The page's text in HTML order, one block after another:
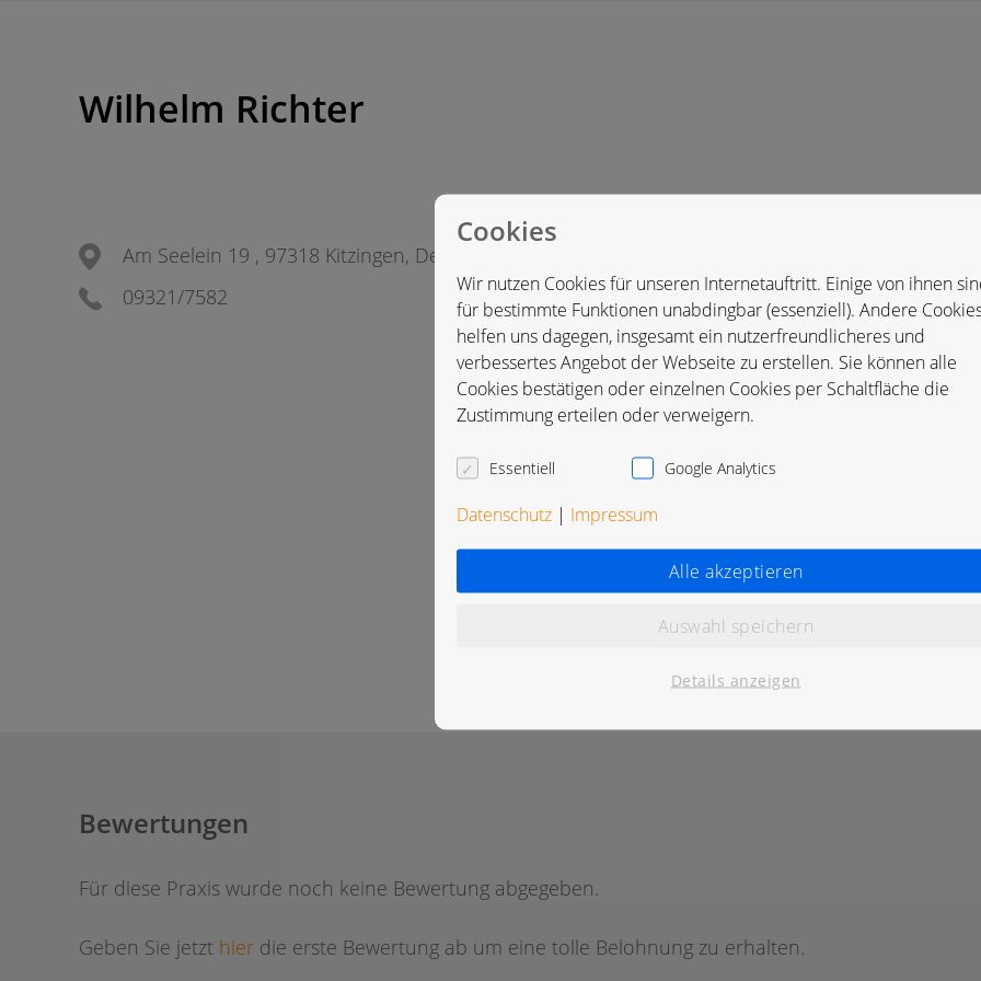
Wilhelm Richter
Am Seelein 19 , 97318 Kitzingen, Deutschland
09321/7582
Bewertungen
Für diese Praxis wurde noch keine Bewertung abgegeben.
Geben Sie jetzt hier die erste Bewertung ab um eine tolle Belohnung zu erhalten.
Cookies
Wir nutzen Cookies für unseren Internetauftritt. Einige von ihnen
für bestimmte Funktionen unabdingbar (essenziell). Andere
helfen uns dagegen, insgesamt ein nutzerfreundlicheres und
verbessertes Angebot der Webseite zu erstellen. Sie können alle
Cookies bestätigen oder einzelnen Cookies per Schaltfläche die
Zustimmung erteilen oder verweigern.
Essentiell Google Analytics
Datenschutz | Impressum
Alle akzeptieren
Auswahl speichern
Details anzeigen